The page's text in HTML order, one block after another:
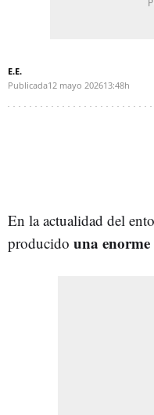
E.E.
Publicada12 mayo 202613:48h
En la actualidad del
producido una